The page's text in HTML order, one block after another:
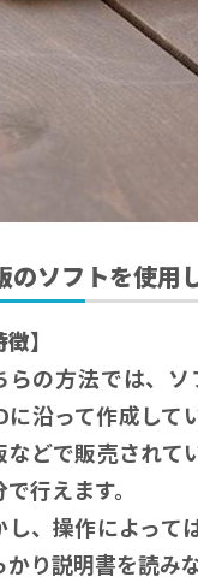
のソフトを使用
徴】
らの方法では、
に沿って作成して
などで販売されて
で行えます。
し、操作によって
かり説明書を読み